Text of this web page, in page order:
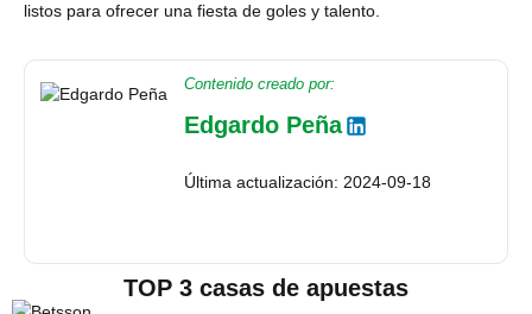
listos para ofrecer una fiesta de goles y talento.
Contenido creado por:
Edgardo Peña
Última actualización: 2024-09-18
TOP 3 casas de apuestas